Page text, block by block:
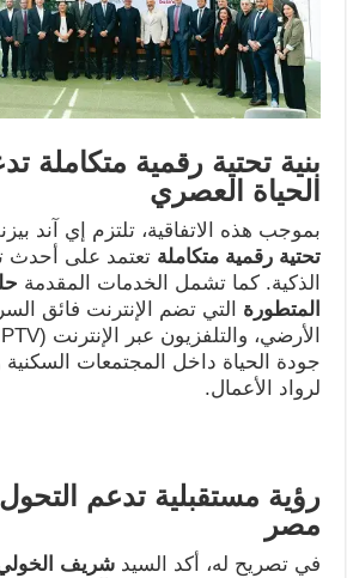
بنية تحتية رقمية متكاملة
الحياة العصري
بموجب هذه الاتفاقية، تلتزم إي آند
تحتية رقمية متكاملةتعتمد على أحدث
الذكية. كما تشمل الخدمات المقدمة
المتطورةالتي تضم الإنترنت فائق
جودة الحياة داخل المجتمعات السكنية
لرواد الأعمال.
رؤية مستقبلية تدعم
مصر
في تصريح له، أكد السيد شريف